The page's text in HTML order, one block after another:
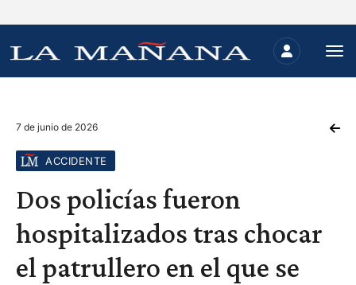
7 de junio de 2026
ACCIDENTE
Dos policías fueron
hospitalizados tras chocar
el patrullero en el que se